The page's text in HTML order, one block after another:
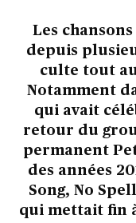
Les
depuis
culte tout
Notamment
qui avait
retour du
permanent
des années
Song, No
qui mettait fin